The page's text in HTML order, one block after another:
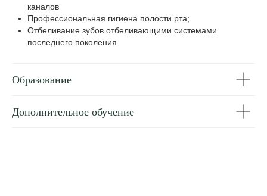
каналов
Профессиональная гигиена полости рта;
Отбеливание зубов отбеливающими системами
последнего поколения.
Образование
Дополнительное обучение
"
и чуткое отношение: хочу, чтобы
каждый пациент чувствовал себя
в надежных руках.